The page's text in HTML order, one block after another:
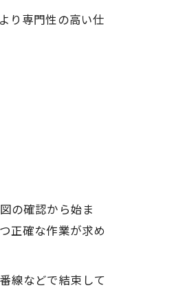
り専門性の高い仕
の確認から始ま
正確な作業が求め
線などで結束して